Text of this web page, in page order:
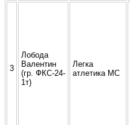
3
Лобода
Валентин
(гр. ФКС-24-
1т)
Легка
атлетика МС